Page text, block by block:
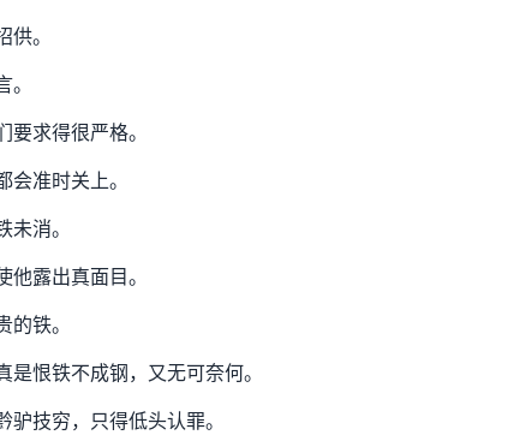
供。
。
要求得很严格。
会准时关上。
未消。
他露出真面目。
的铁。
恨铁不成钢，又无可奈何。
技穷，只得低头认罪。